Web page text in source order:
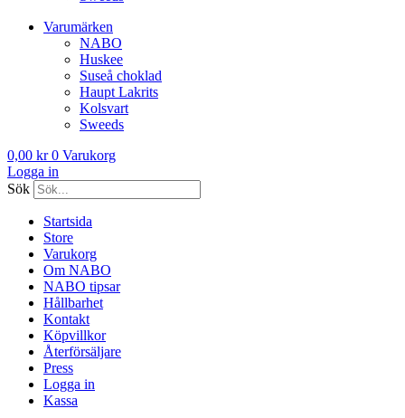
Varumärken
NABO
Huskee
Suseå choklad
Haupt Lakrits
Kolsvart
Sweeds
0,00 kr 0 Varukorg
Logga in
Sök
Startsida
Store
Varukorg
Om NABO
NABO tipsar
Hållbarhet
Kontakt
Köpvillkor
Återförsäljare
Press
Logga in
Kassa